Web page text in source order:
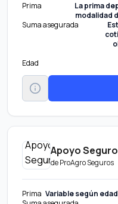
Prima
La prima
modalidad
Suma asegurada
Edad
Apoyo
deProAgro Seguros
Prima Variable según